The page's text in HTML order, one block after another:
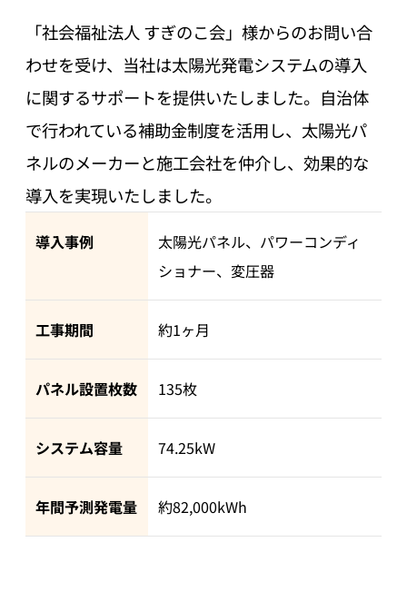
「社会福祉法人 すぎのこ会」様からのお問い合
わせを受け、当社は太陽光発電システムの導入
に関するサポートを提供いたしました。自治体
で行われている補助金制度を活用し、太陽光パ
ネルのメーカーと施工会社を仲介し、効果的な
導入を実現いたしました。
導入事例
太陽光パネル、パワーコンディ
ショナー、変圧器
工事期間 約1ヶ月
パネル設置枚数 135枚
システム容量 74.25kW
年間予測発電量 約82,000kWh